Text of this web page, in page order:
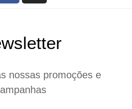
nossas promoções e